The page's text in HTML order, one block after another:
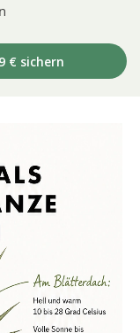
€ sichern